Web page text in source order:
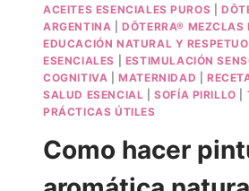
ACEITES ESENCIALES PUROS |
ARGENTINA |DŌTERRA® MEZCLAS
EDUCACIÓN NATURAL Y
ESENCIALES
ESTIMULACIÓN
COGNITIVA |MATERNIDAD
SALUD ESENCIAL |SOFÍA PIRILLO
PRÁCTICAS ÚTILES
Como hacer